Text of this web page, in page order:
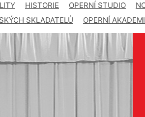
HISTORIE OPERNÍ STUDIO
SKLADATELŮ OPERNÍ